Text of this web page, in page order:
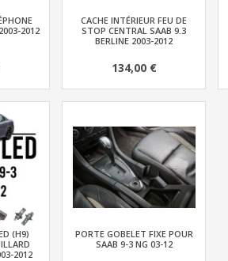
2012
CACHE INTÉRIEUR FEU DE
STOP CENTRAL SAAB 9.3
BERLINE 2003-2012
134,00 €
(H9)
2012
PORTE GOBELET FIXE POUR
SAAB 9-3 NG 03-12